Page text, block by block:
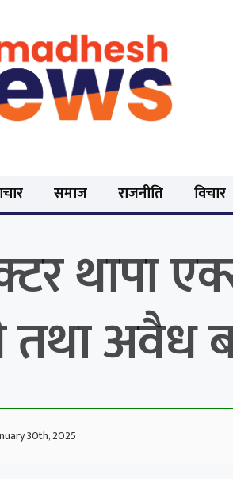
समाज राजनीति विचार
थापा
अवैध
30th, 2025